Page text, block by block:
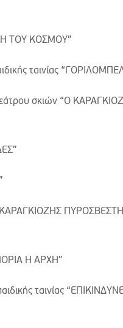
ΤΟΥ ΚΟΣΜΟΥ”
ταινίας
σκιών “Ο
ΚΑΡΑΓΚΙΟΖΗΣ
Η ΑΡΧΗ”
ταινίας